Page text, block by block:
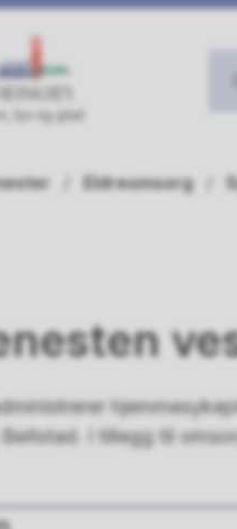
Eldreomsorg
I tillegg til